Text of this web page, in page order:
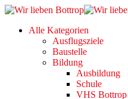
Alle Kategorien
Ausflugsziele
Baustelle
Bildung
Ausbildung
Schule
VHS Bottrop